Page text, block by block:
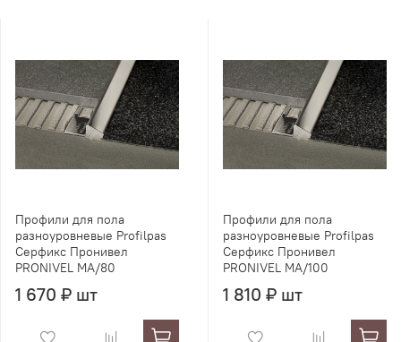
Профили для пола
разноуровневые Profilpas
Серфикс Пронивел
PRONIVEL MA/80
1 670 ₽ шт
Профили для пола
разноуровневые Profilpas
Серфикс Пронивел
PRONIVEL MA/100
1 810 ₽ шт